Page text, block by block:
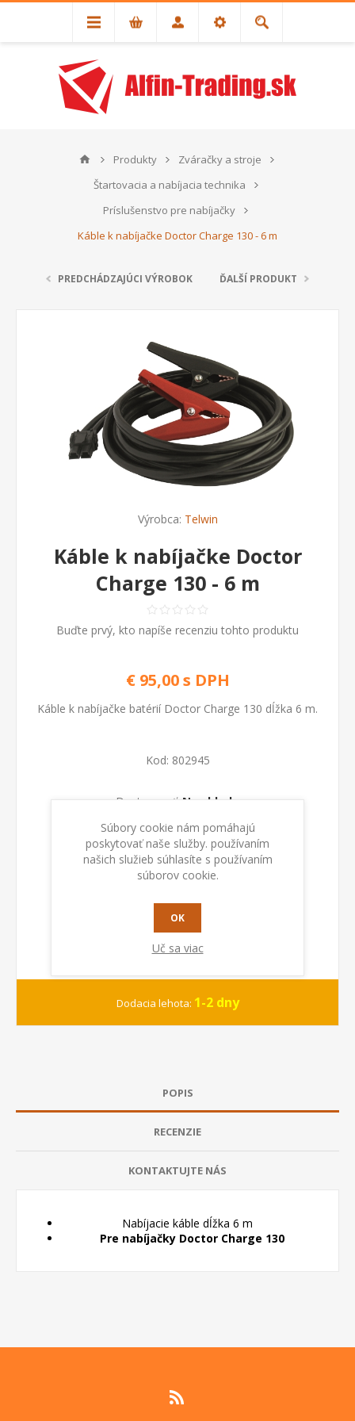
Produkty
Zváračky a stroje
Štartovacia a nabíjacia technika
Príslušenstvo pre nabíjačky
Káble k nabíjačke Doctor Charge 130 - 6 m
PREDCHÁDZAJÚCI VÝROBOK ĎALŠÍ PRODUKT
Výrobca: Telwin
Káble k nabíjačke Doctor
Charge 130 - 6 m
Buďte prvý, kto napíše recenziu tohto produktu
€ 95,00 s DPH
Káble k nabíjačke batérií Doctor Charge 130 dĺžka 6 m.
Kod: 802945
Dostupnosť: Na sklade
PRIDAŤ DO KOŠÍKA
Dodacia lehota: 1-2 dny
POPIS
RECENZIE
KONTAKTUJTE NÁS
Nabíjacie káble dĺžka 6 m
Pre nabíjačky Doctor Charge 130
Súbory cookie nám pomáhajú
poskytovať naše služby. používaním
našich služieb súhlasíte s používaním
súborov cookie.
OK
Uč sa viac